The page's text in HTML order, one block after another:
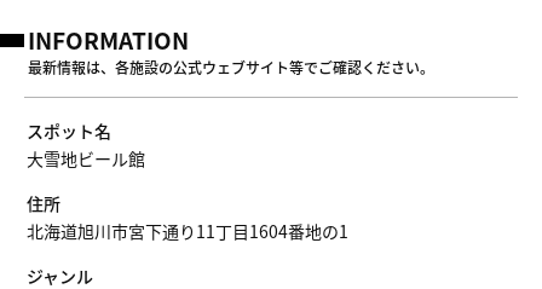
INFORMATION
最新情報は、各施設の公式ウェブサイト等でご確認ください。
スポット名
大雪地ビール館
住所
北海道旭川市宮下通り11丁目1604番地の1
ジャンル